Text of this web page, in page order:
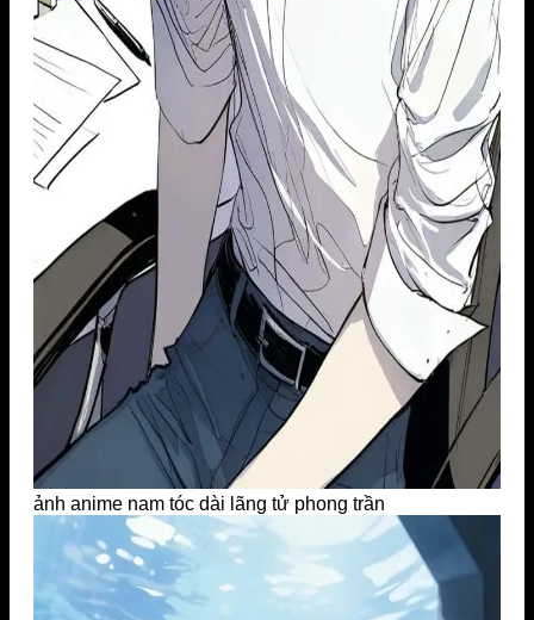
ảnh anime nam tóc dài lãng tử phong trần